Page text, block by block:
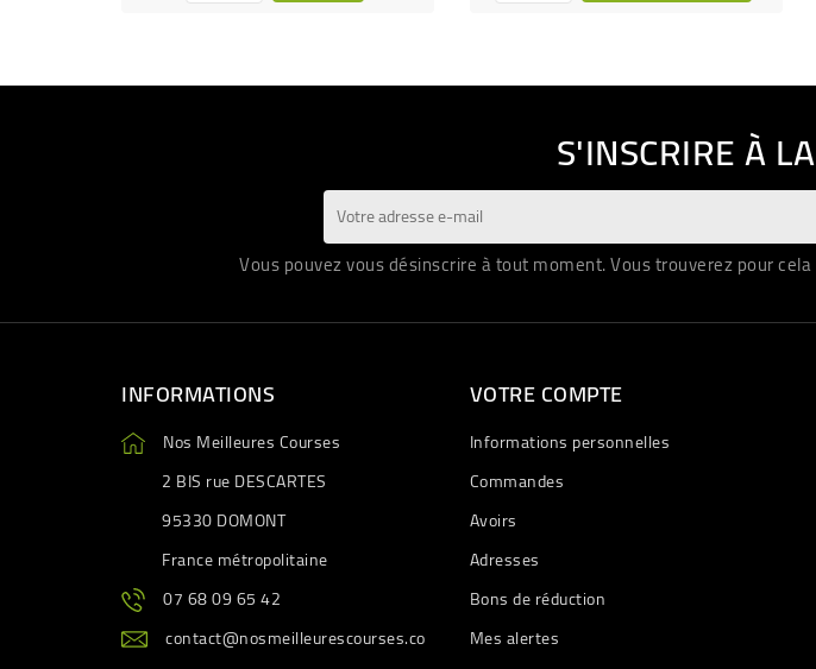
S'INSCRIRE À
Vous pouvez vous désinscrire à tout moment. Vous trouverez pour
INFORMATIONS
Nos Meilleures Courses
2 BIS rue DESCARTES
95330 DOMONT
France métropolitaine
07 68 09 65 42
contact@nosmeilleurescourses.co
VOTRE COMPTE
Informations personnelles
Commandes
Avoirs
Adresses
Bons de réduction
Mes alertes